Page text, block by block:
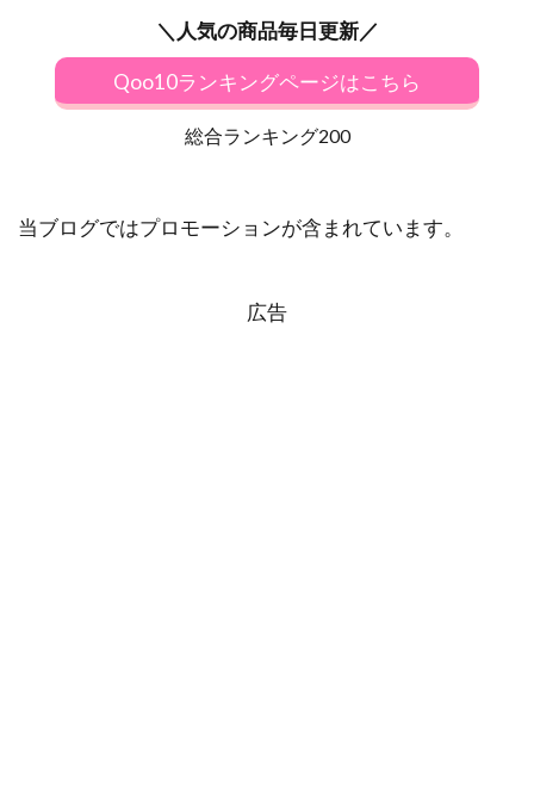
＼人気の商品毎日更新／
Qoo10ランキングページはこちら
総合ランキング200
当ブログではプロモーションが含まれています。
広告